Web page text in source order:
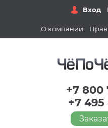
Вход
О компании
+7 800
+7 495